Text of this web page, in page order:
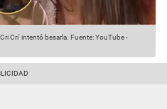
Cri' intentó besarla. Fuente: YouTube-